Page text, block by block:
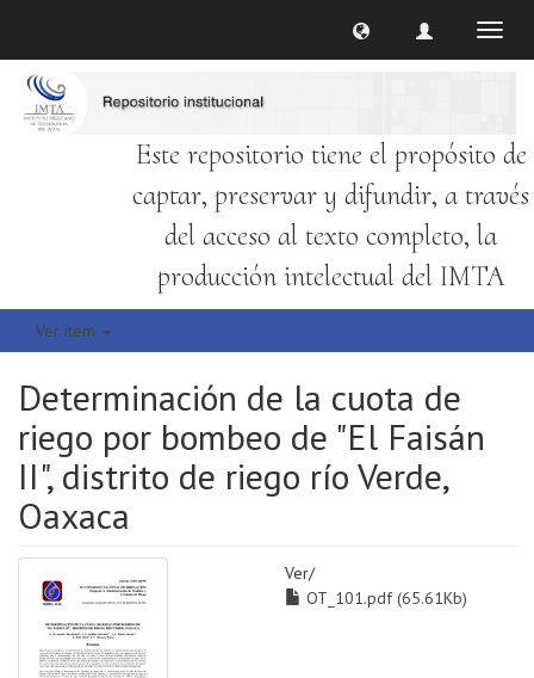
Este repositorio tiene el propósito de
captar, preservar y difundir, a través
del acceso al texto completo, la
producción intelectual del IMTA
Ver ítem
Determinación de la cuota de
riego por bombeo de "El Faisán
II", distrito de riego río Verde,
Oaxaca
Ver/
OT_101.pdf (65.61Kb)